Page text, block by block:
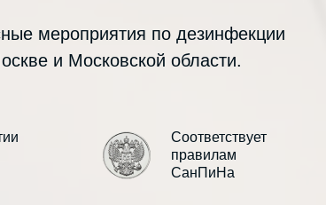
мероприятия по дезинфекции
и Московской области.
Соответствует
правилам
СанПиНа